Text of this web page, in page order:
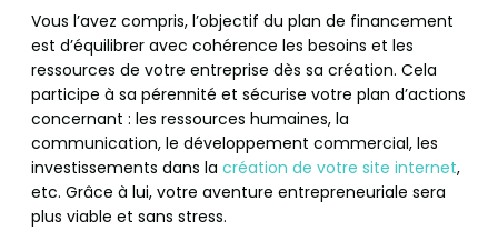
Vous l’avez compris, l’objectif du plan de financement
est d’équilibrer avec cohérence les besoins et les
ressources de votre entreprise dès sa création. Cela
participe à sa pérennité et sécurise votre plan d’actions
concernant : les ressources humaines, la
communication, le développement commercial, les
investissements dans la création de votre site internet,
etc. Grâce à lui, votre aventure entrepreneuriale sera
plus viable et sans stress.